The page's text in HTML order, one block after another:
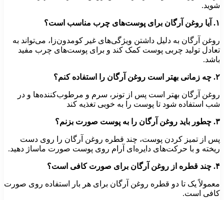
شوید.
۱. آیا روغن آرگان برای پوست‌های چرب مناسب است؟
روغن آرگان به دلیل داشتن ویژگی‌های غیر کومدون‌زا، می‌تواند به
تعادل تولید چربی پوست کمک کند و برای پوست‌های چرب مفید
باشد.
۲. چه زمانی بهتر است روغن آرگان را استفاده کنم؟
روغن آرگان بهتر است پس از تونر، سرم و مرطوب‌کننده‌ها و در
شب استفاده شود تا پوست را به خوبی تغذیه کند
۳. چطور باید روغن آرگان را به پوست صورت بزنم؟
پس از تمیز کردن پوست، چند قطره روغن آرگان را روی دست
ریخته و با حرکت‌های دایره‌ای آرام روی پوست صورت ماساژ دهید.
۴. چند قطره از روغن آرگان برای صورت کافی است؟
معمولاً یک تا دو قطره روغن آرگان برای هر بار استفاده روی صورت
کافی است.